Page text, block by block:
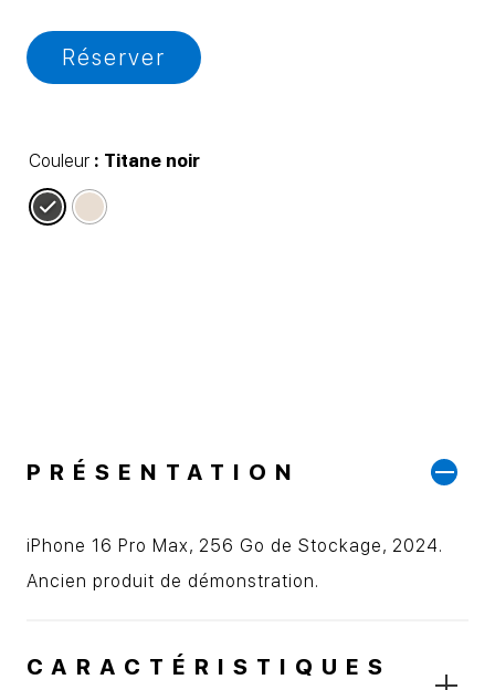
Couleur : Titane noir
Réserver
PRÉSENTATION
iPhone 16 Pro Max, 256 Go de Stockage, 2024.
Ancien produit de démonstration.
CARACTÉRISTIQUES